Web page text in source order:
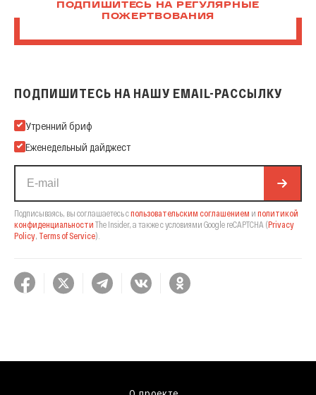
ПОДПИШИТЕСЬ НА РЕГУЛЯРНЫЕ
ПОЖЕРТВОВАНИЯ
ПОДПИШИТЕСЬ НА НАШУ EMAIL-РАССЫЛКУ
Подпишитесь на нашу Email-рассылку
Утренний бриф
Еженедельный дайджест
Подписываясь, вы соглашаетесь спользовательским соглашением и политикой
конфиденциальности The Insider, а также с условиями Google reCAPTCHA (Privacy
Policy Terms of Service).